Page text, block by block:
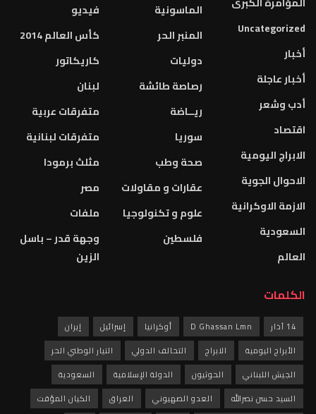
الماسونية
المنبر الحر
دوليات
رصاصة طائشة
ريــاضة
سوريا
صحة وطب
عقارات و مقاولات
علوم و تكنولوجيا
فلسطين
فيديو
كأس العالم 2014
كاريكاتور
لبنان
متفرقات عربية
متفرقات لبنانية
مثلث برمودا
مصر
ملفات
وجهة قدر – باسل
D أوكرانيا إسرائيل
إيران
التحالف الدولي
التيار الوطني الحر
الحوثيون
الدولة الإسلامية
السعودية
العدو الصهيوني
العراق
الكيان المؤقت